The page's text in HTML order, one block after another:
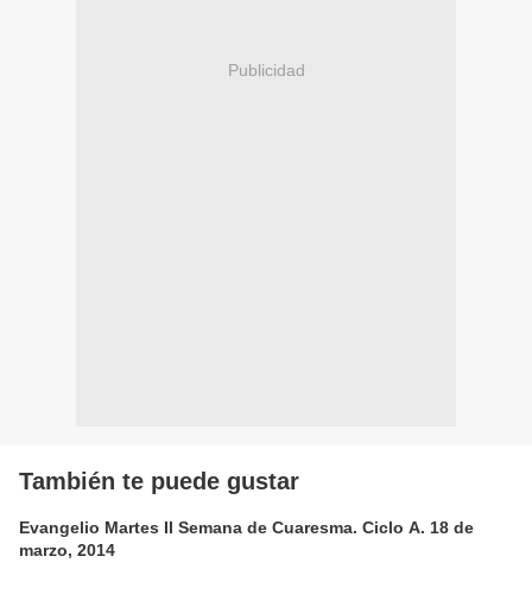
Publicidad
También te puede gustar
Evangelio Martes II Semana de Cuaresma. Ciclo A. 18 de
marzo, 2014